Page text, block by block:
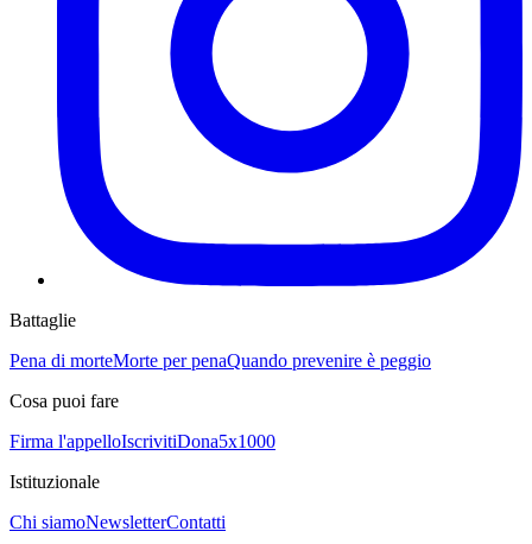
Battaglie
Pena di morteMorte per penaQuando prevenire è peggio
Cosa puoi fare
Firma l'appelloIscrivitiDona5x1000
Istituzionale
Chi siamoNewsletterContatti